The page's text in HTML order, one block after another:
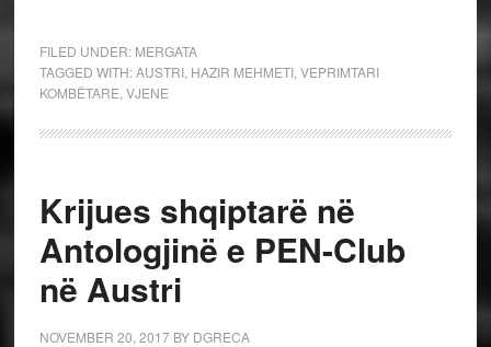
FILED UNDER: MERGATA
TAGGED WITH:AUSTRI, HAZIR MEHMETI, VEPRIMTARI
KOMBËTARE VJENE
Krijues shqiptarë në
Antologjinë e PEN-Club
në Austri
NOVEMBER 20, 2017BY DGRECA